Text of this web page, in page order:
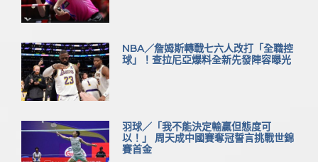
NBA／詹姆斯轉戰七六人改打「全職控
球」！查拉尼亞爆料全新先發陣容曝光
羽球／「我不能決定輸贏但態度可
以！」 周天成中國賽奪冠誓言挑戰世錦
賽首金